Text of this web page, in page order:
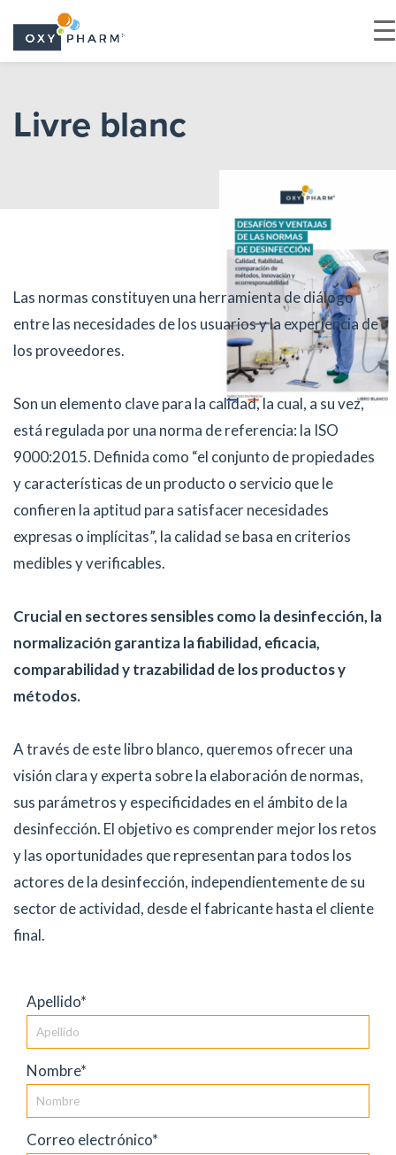
Livre blanc
Las normas constituyen una herramienta de diálogo
entre las necesidades de los usuarios y la experiencia de
los proveedores.
Son un elemento clave para la calidad, la cual, a su vez,
está regulada por una norma de referencia: la ISO
9000:2015. Definida como “el conjunto de propiedades
y características de un producto o servicio que le
confieren la aptitud para satisfacer necesidades
expresas o implícitas”, la calidad se basa en criterios
medibles y verificables.
Crucial en sectores sensibles como la desinfección, la
normalización garantiza la fiabilidad, eficacia,
comparabilidad y trazabilidad de los productos y
métodos.
A través de este libro blanco, queremos ofrecer una
visión clara y experta sobre la elaboración de normas,
sus parámetros y especificidades en el ámbito de la
desinfección. El objetivo es comprender mejor los retos
y las oportunidades que representan para todos los
actores de la desinfección, independientemente de su
sector de actividad, desde el fabricante hasta el cliente
final.
Apellido*
Nombre*
Correo electrónico*